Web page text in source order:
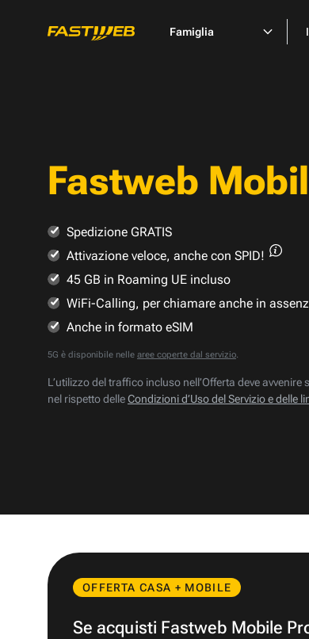
Famiglia
Fastweb
Spedizione GRATIS
Attivazione veloce, anche con SPID!
45 GB in Roaming UE incluso
WiFi-Calling, per chiamare anche in
Anche in formato eSIM
5G è disponibile nelle aree coperte dal servizio.
L’utilizzo del traffico incluso nell’Offerta deve
nel rispetto delleCondizioni d’Uso del Servizio e delle
OFFERTA CASA + MOBILE
Se acquisti Fastweb Mobile